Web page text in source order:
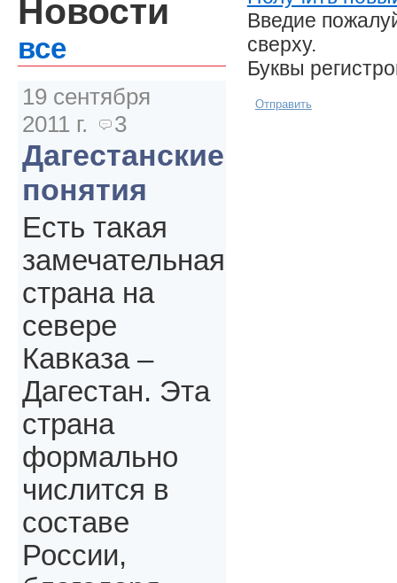
Введие
сверху.
Буквы
Отправить
Новости
все
19 сентября
2011 г.
3
Дагестанские
понятия
Есть такая
замечательная
страна на
севере
Кавказа –
Дагестан. Эта
страна
формально
числится в
составе
России,